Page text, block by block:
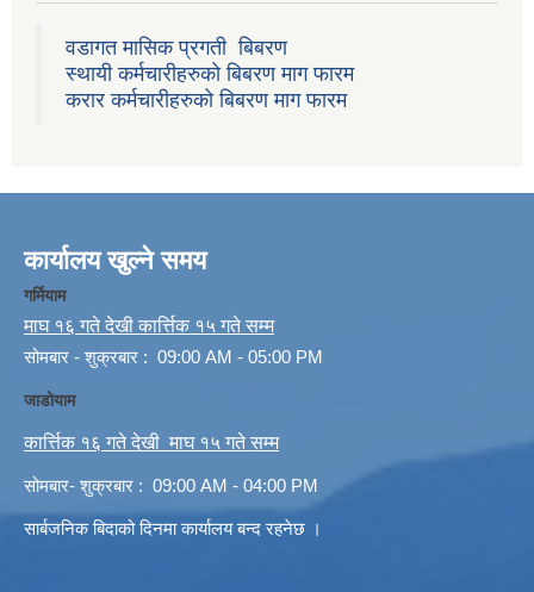
वडागत मासिक प्रगती बिबरण
स्थायी कर्मचारीहरुको बिबरण माग फारम
करार कर्मचारीहरुको बिबरण माग फारम
कार्यालय खुल्ने समय
गर्मियाम
माघ १६ गते देखी कार्त्तिक १५ गते सम्म
सोमबार - शुक्रबार : 09:00 AM - 05:00 PM
जाडोयाम
कार्त्तिक १६ गते देखी माघ १५ गते सम्म
सोमबार- शुक्रबार : 09:00 AM - 04:00 PM
सार्बजनिक बिदाको दिनमा कार्यालय बन्द रहनेछ ।